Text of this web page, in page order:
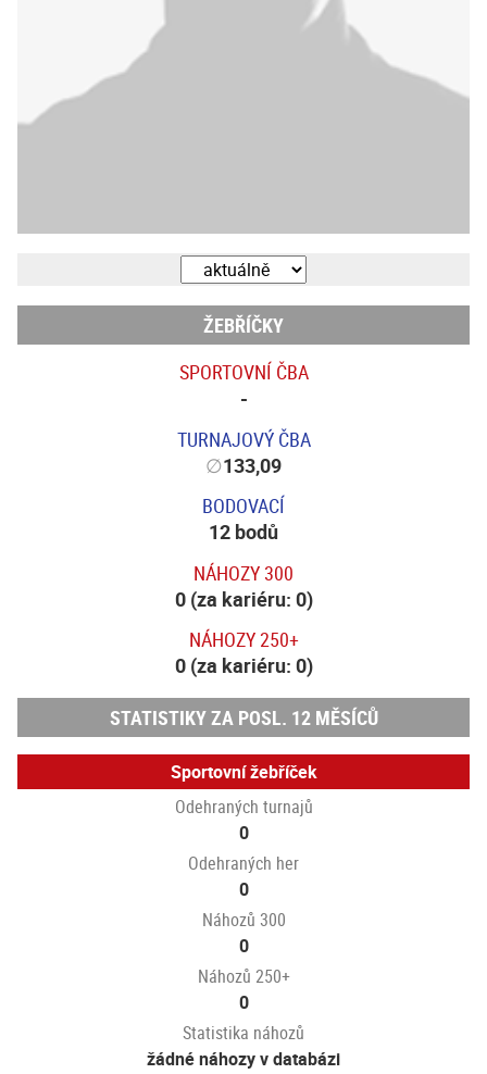
ŽEBŘÍČKY
SPORTOVNÍ ČBA
-
TURNAJOVÝ ČBA
∅133,09
BODOVACÍ
12 bodů
NÁHOZY 300
0 (za kariéru: 0)
NÁHOZY 250+
0 (za kariéru: 0)
STATISTIKY ZA POSL. 12 MĚSÍCŮ
Sportovní žebříček
Odehraných turnajů
0
Odehraných her
0
Náhozů 300
0
Náhozů 250+
0
Statistika náhozů
žádné náhozy v databázi